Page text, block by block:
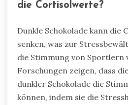
die Cortisolwerte?
Dunkle Schokolade kann die
senken, was zur
die Stimmung von Sportlern
Forschungen zeigen, dass
dunkler Schokolade die
können, indem sie die